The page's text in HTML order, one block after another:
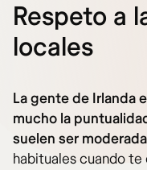
Respeto a
locales
La gente de Irlanda
mucho la
suelen ser
habituales cuando